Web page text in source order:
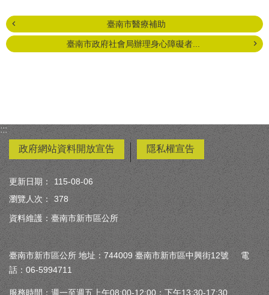
臺南市醫療補助
臺南市政府社會局辦理身心障礙者...
:::
政府網站資料開放宣告
隱私權宣告
更新日期：
115-08-06
瀏覽人次：
378
資料維護：臺南市新市區公所
臺南市新市區公所 地址：744009 臺南市新市區中興街12號 電
話：06-5994711
服務時間：週一至週五上午08:00-12:00；下午13:30-17:30